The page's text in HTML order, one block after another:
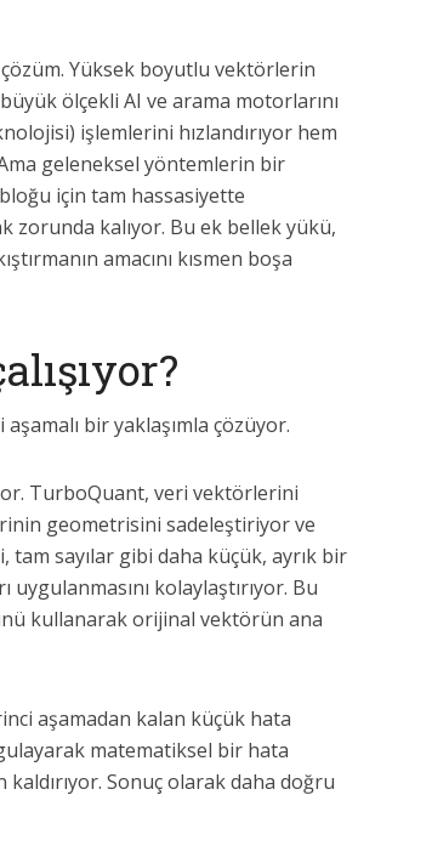
Yüksek boyutlu vektörlerin
ölçekli AI ve arama motorlarını
işlemlerini hızlandırıyor hem
Ama geleneksel yöntemlerin bir
için tam hassasiyette
zorunda kalıyor. Bu ek bellek yükü,
amacını kısmen boşa
bir yaklaşımla çözüyor.
TurboQuant, veri vektörlerini
geometrisini sadeleştiriyor ve
sayılar gibi daha küçük, ayrık bir
uygulanmasını kolaylaştırıyor. Bu
kullanarak orijinal vektörün ana
aşamadan kalan küçük hata
matematiksel bir hata
kaldırıyor. Sonuç olarak daha doğru